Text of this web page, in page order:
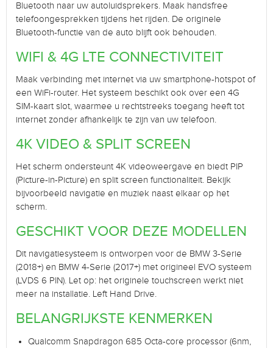
Bluetooth naar uw autoluidsprekers. Maak handsfree
telefoongesprekken tijdens het rijden. De originele
Bluetooth-functie van de auto blijft ook behouden.
WIFI & 4G LTE CONNECTIVITEIT
Maak verbinding met internet via uw smartphone-hotspot of
een WiFi-router. Het systeem beschikt ook over een 4G
SIM-kaart slot, waarmee u rechtstreeks toegang heeft tot
internet zonder afhankelijk te zijn van uw telefoon.
4K VIDEO & SPLIT SCREEN
Het scherm ondersteunt 4K videoweergave en biedt PIP
(Picture-in-Picture) en split screen functionaliteit. Bekijk
bijvoorbeeld navigatie en muziek naast elkaar op het
scherm.
GESCHIKT VOOR DEZE MODELLEN
Dit navigatiesysteem is ontworpen voor de BMW 3-Serie
(2018+) en BMW 4-Serie (2017+) met origineel EVO systeem
(LVDS 6 PIN). Let op: het originele touchscreen werkt niet
meer na installatie. Left Hand Drive.
BELANGRIJKSTE KENMERKEN
Qualcomm Snapdragon 685 Octa-core processor (6nm,